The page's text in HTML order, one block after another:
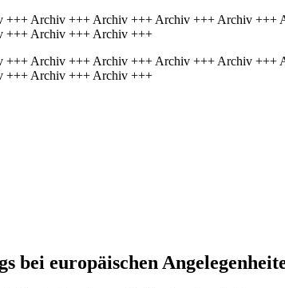
Archiv +++ Archiv +++ Archiv +++ Archiv
+++ Archiv +++ Archiv +++
Archiv +++ Archiv +++ Archiv +++ Archiv
+++ Archiv +++ Archiv +++
bei europäischen